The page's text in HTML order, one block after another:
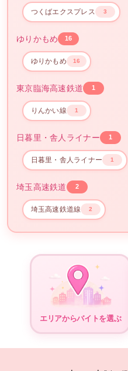
つくばエクスプレス 3
ゆりかもめ 16
ゆりかもめ 16
東京臨海高速鉄道 1
りんかい線 1
日暮里・舎人ライナー 1
日暮里・舎人ライナー 1
埼玉高速鉄道 2
埼玉高速鉄道線 2
エリアからバイトを選ぶ